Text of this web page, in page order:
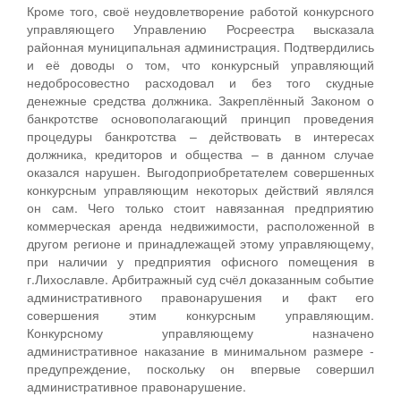
Кроме того, своё неудовлетворение работой конкурсного
управляющего Управлению Росреестра высказала
районная муниципальная администрация. Подтвердились
и её доводы о том, что конкурсный управляющий
недобросовестно расходовал и без того скудные
денежные средства должника. Закреплённый Законом о
банкротстве основополагающий принцип проведения
процедуры банкротства – действовать в интересах
должника, кредиторов и общества – в данном случае
оказался нарушен. Выгодоприобретателем совершенных
конкурсным управляющим некоторых действий являлся
он сам. Чего только стоит навязанная предприятию
коммерческая аренда недвижимости, расположенной в
другом регионе и принадлежащей этому управляющему,
при наличии у предприятия офисного помещения в
г.Лихославле. Арбитражный суд счёл доказанным событие
административного правонарушения и факт его
совершения этим конкурсным управляющим.
Конкурсному управляющему назначено
административное наказание в минимальном размере -
предупреждение, поскольку он впервые совершил
административное правонарушение.